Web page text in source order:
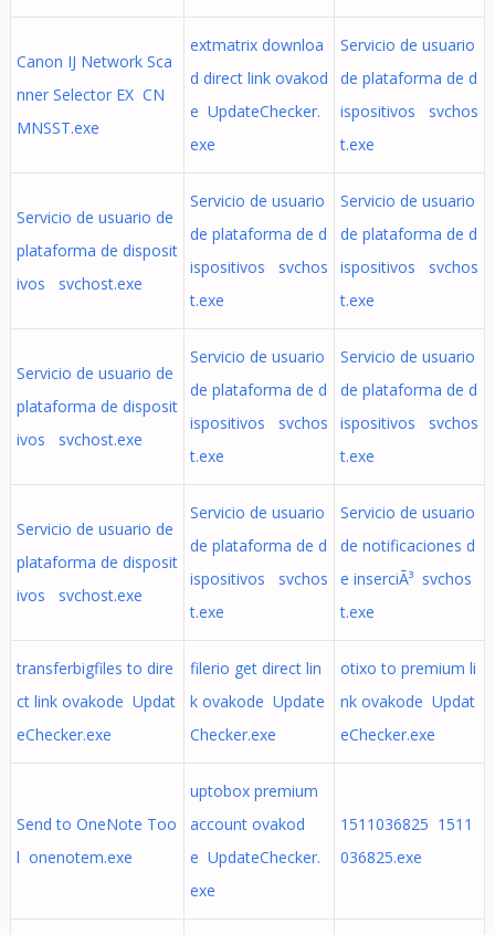
Canon IJ Network Sca
nner Selector EX CN
MNSST.exe
extmatrix downloa
d direct link ovakod
e UpdateChecker.
exe
Servicio de usuario
de plataforma de d
ispositivos svchos
t.exe
Servicio de usuario de
plataforma de disposit
ivos svchost.exe
Servicio de usuario
de plataforma de d
ispositivos svchos
t.exe
Servicio de usuario
de plataforma de d
ispositivos svchos
t.exe
Servicio de usuario de
plataforma de disposit
ivos svchost.exe
Servicio de usuario
de plataforma de d
ispositivos svchos
t.exe
Servicio de usuario
de plataforma de d
ispositivos svchos
t.exe
Servicio de usuario de
plataforma de disposit
ivos svchost.exe
Servicio de usuario
de plataforma de d
ispositivos svchos
t.exe
Servicio de usuario
de notificaciones d
e inserciÃ³ svchos
t.exe
transferbigfiles to dire
ct link ovakode Updat
eChecker.exe
filerio get direct lin
k ovakode Update
Checker.exe
otixo to premium li
nk ovakode Updat
eChecker.exe
Send to OneNote Too
l onenotem.exe
uptobox premium
account ovakod
e UpdateChecker.
exe
1511036825 1511
036825.exe